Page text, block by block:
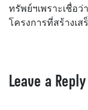
ทรัพย์ฯเพราะเชื่อ
โครงการที่สร้างเ
Leave a Reply